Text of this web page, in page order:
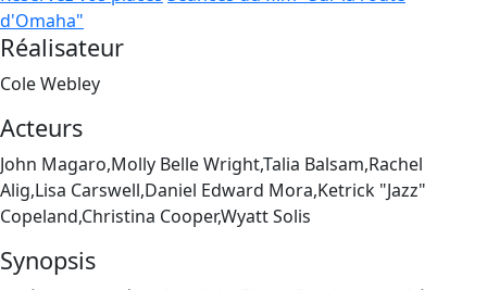
d'Omaha"
Réalisateur
Cole Webley
Acteurs
John Magaro,Molly Belle Wright,Talia Balsam,Rachel
Alig,Lisa Carswell,Daniel Edward Mora,Ketrick "Jazz"
Copeland,Christina Cooper,Wyatt Solis
Synopsis